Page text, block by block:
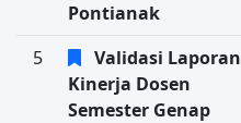
Pontianak
5
Validasi Laporan
Kinerja Dosen
Semester Genap